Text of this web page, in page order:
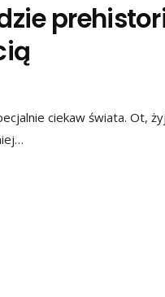
ciekaw świata. Ot,